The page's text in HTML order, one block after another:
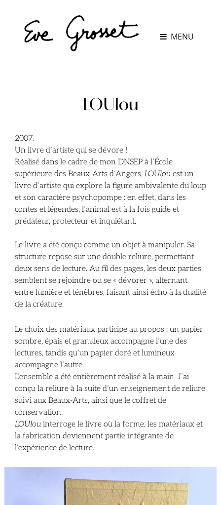
MENU
LOUlou
2007.
Un livre d’artiste qui se dévore !
Réalisé dans le cadre de mon DNSEP à l’École
supérieure des Beaux-Arts d’Angers, LOUlou est un
livre d’artiste qui explore la figure ambivalente du loup
et son caractère psychopompe : en effet, dans les
contes et légendes, l’animal est à la fois guide et
prédateur, protecteur et inquiétant.
Le livre a été conçu comme un objet à manipuler. Sa
structure repose sur une double reliure, permettant
deux sens de lecture. Au fil des pages, les deux parties
semblent se rejoindre ou se « dévorer », alternant
entre lumière et ténèbres, faisant ainsi écho à la dualité
de la créature.
Le choix des matériaux participe au propos : un papier
sombre, épais et granuleux accompagne l’une des
lectures, tandis qu’un papier doré et lumineux
accompagne l’autre.
L’ensemble a été entièrement réalisé à la main. J’ai
conçu la reliure à la suite d’un enseignement de reliure
suivi aux Beaux-Arts, ainsi que le coffret de
conservation.
LOUlou interroge le livre où la forme, les matériaux et
la fabrication deviennent partie intégrante de
l’expérience de lecture.